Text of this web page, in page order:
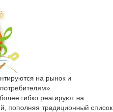
на рынок и
гибко реагируют на
пополняя традиционный список